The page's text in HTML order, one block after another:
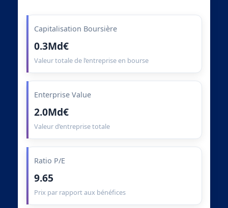
Capitalisation Boursière
0.3Md€
Valeur totale de l’entreprise en bourse
Enterprise Value
2.0Md€
Valeur d’entreprise totale
Ratio P/E
9.65
Prix par rapport aux bénéfices